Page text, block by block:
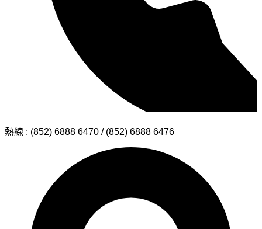
熱線 : (852) 6888 6470 / (852) 6888 6476